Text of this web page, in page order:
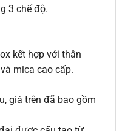
3 chế độ.
kết hợp với thân
mica cao cấp.
giá trên đã bao gồm